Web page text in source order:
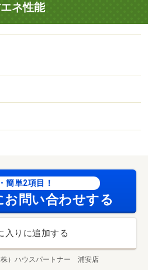
ネ性能
簡単2項目！
お問い合わせする
入りに追加する
株）ハウスパートナー 浦安店